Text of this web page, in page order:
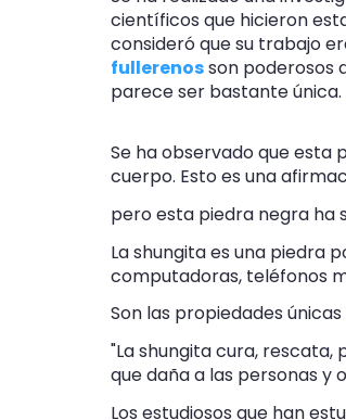
científicos que hicieron
consideró que su trabajo
fullerenosson poderosos
parece ser bastante única.
Se ha observado que esta
cuerpo. Esto es una
pero esta piedra negra ha
La shungita es una piedra
computadoras, teléfonos
Son las propiedades
"La shungita cura,
que daña a las personas y
Los estudiosos que han